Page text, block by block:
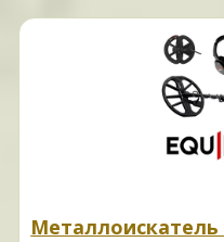
Металлоискатель